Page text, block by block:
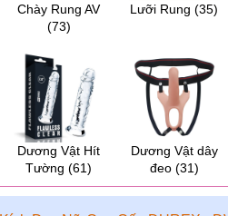
Chày Rung AV
(73)
Lưỡi Rung (35)
Dương Vật Hít
Tường (61)
Dương Vật dây
đeo (31)